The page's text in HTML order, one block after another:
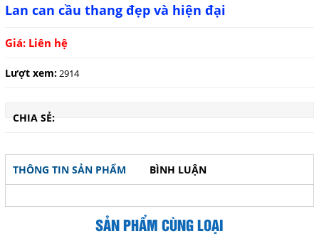
Lan can cầu thang đẹp và hiện đại
Giá: Liên hệ
Lượt xem:2914
CHIA SẺ:
THÔNG TIN SẢN PHẨM BÌNH LUẬN
SẢN PHẨM CÙNG LOẠI